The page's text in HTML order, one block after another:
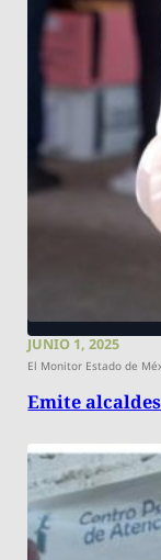
JUNIO 1, 2025
El Monitor Estado de
Emite